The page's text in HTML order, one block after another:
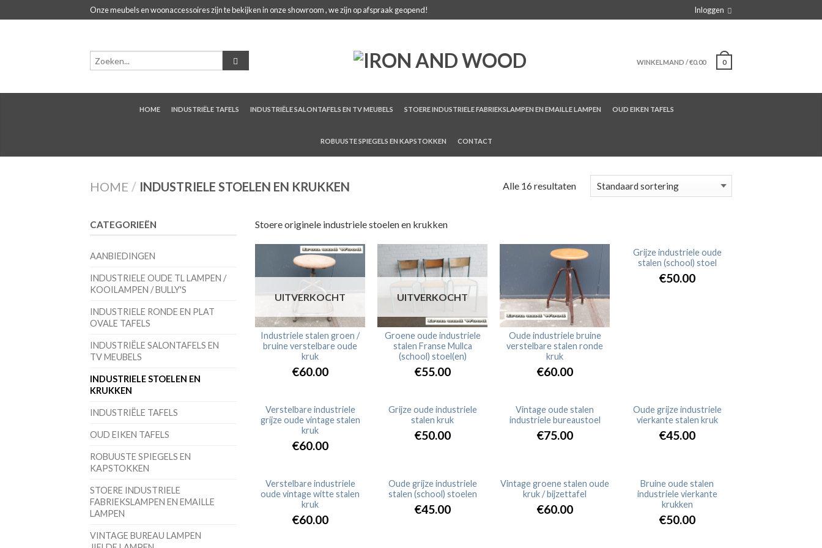
Onze meubels en woonaccessoires zijn te bekijken in onze showroom , we zijn op afspraak geopend! Inloggen
WINKELMAND /€0.00 0
HOME INDUSTRIËLE TAFELS INDUSTRIËLE SALONTAFELS EN TV MEUBELS STOERE INDUSTRIELE FABRIEKSLAMPEN EN EMAILLE LAMPEN OUD EIKEN TAFELS
ROBUUSTE SPIEGELS EN KAPSTOKKEN CONTACT
HOME / INDUSTRIELE STOELEN EN KRUKKEN Alle 16 resultaten
Stoere originele industriele stoelen en krukken
UITVERKOCHT
Industriele stalen groen /
bruine verstelbare oude
kruk
€60.00
UITVERKOCHT
Groene oude industriele
stalen Franse Mullca
(school) stoel(en)
€55.00
Oude industriele bruine
verstelbare stalen ronde
kruk
€60.00
Grijze industriele oude
stalen (school) stoel
€50.00
UITVERKOCHT
Verstelbare industriele
grijze oude vintage stalen
kruk
€60.00
Grijze oude industriele
stalen kruk
€50.00
UITVERKOCHT
Vintage oude stalen
industriele bureaustoel
€75.00
UITVERKOCHT
Oude grijze industriele
vierkante stalen kruk
€45.00
UITVERKOCHT
Verstelbare industriele
oude vintage witte stalen
kruk
€60.00
UITVERKOCHT
Oude grijze industriele
stalen (school) stoelen
€45.00
UITVERKOCHT
Vintage groene stalen oude
kruk / bijzettafel
€60.00
Bruine oude stalen
industriele vierkante
krukken
€50.00
CATEGORIEËN
AANBIEDINGEN
INDUSTRIELE OUDE TL LAMPEN /
KOOILAMPEN / BULLY'S
INDUSTRIELE RONDE EN PLAT
OVALE TAFELS
INDUSTRIËLE SALONTAFELS EN
TV MEUBELS
INDUSTRIELE STOELEN EN
KRUKKEN
INDUSTRIËLE TAFELS
OUD EIKEN TAFELS
ROBUUSTE SPIEGELS EN
KAPSTOKKEN
STOERE INDUSTRIELE
FABRIEKSLAMPEN EN EMAILLE
LAMPEN
VINTAGE BUREAU LAMPEN